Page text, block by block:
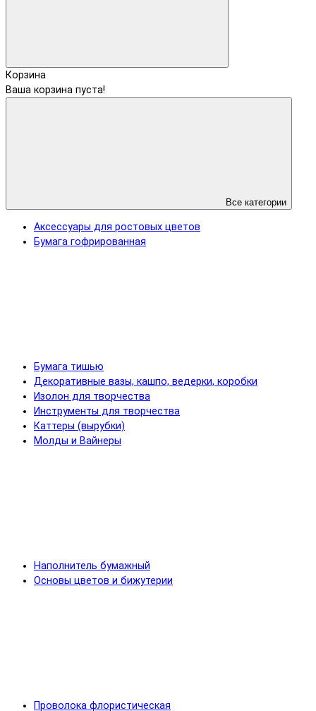
Корзина
Ваша корзина пуста!
Все категории
Аксессуары для ростовых цветов
Бумага гофрированная
Бумага тишью
Декоративные вазы, кашпо, ведерки, коробки
Изолон для творчества
Инструменты для творчества
Каттеры (вырубки)
Молды и Вайнеры
Наполнитель бумажный
Основы цветов и бижутерии
Проволока флористическая